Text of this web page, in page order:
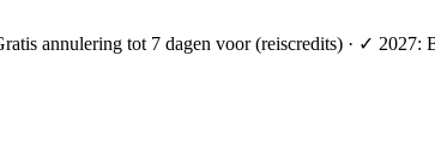
annulering tot 7 dagen voor (reiscredits) · ✓ 2027: